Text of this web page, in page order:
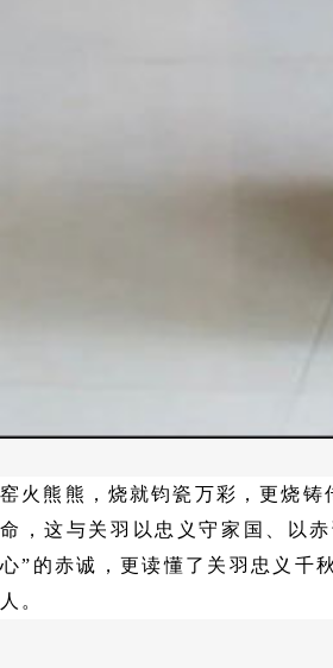
窑火熊熊，烧就钧瓷万彩，更烧
命，这与关羽以忠义守家国、以
心”的赤诚，更读懂了关羽忠义千
人。